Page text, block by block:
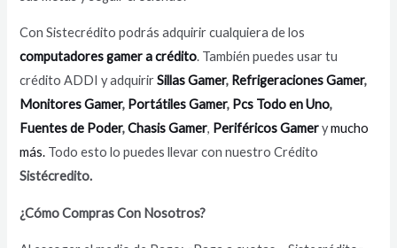
Con Sistecrédito podrás adquirir cualquiera de los
computadores gamer a crédito. También puedes usar tu
crédito ADDI y adquirirSillas Gamer, Refrigeraciones Gamer,
Monitores Gamer, Portátiles Gamer, Pcs Todo en Uno,
Fuentes de Poder,Chasis Gamer, Periféricos Gamerymucho
más. Todo esto lo puedes llevar con nuestro Crédito
Sistécredito.
¿Cómo Compras Con Nosotros?